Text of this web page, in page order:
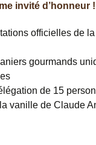
invité d’honneur !
officielles de
gourmands
de 15
vanille de Claude